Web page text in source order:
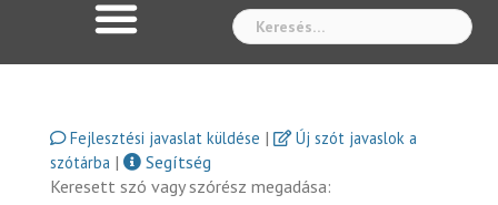
Fejlesztési javaslat küldése |
Új szót javaslok a
szótárba |
Segítség
Keresett szó vagy szórész megadása: